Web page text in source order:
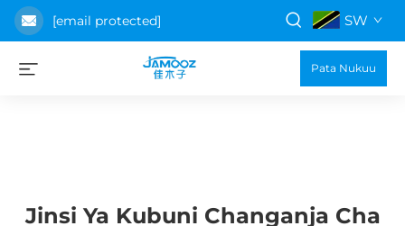
[email protected] SW
Pata Nukuu
Jinsi Ya Kubuni Changanja Cha